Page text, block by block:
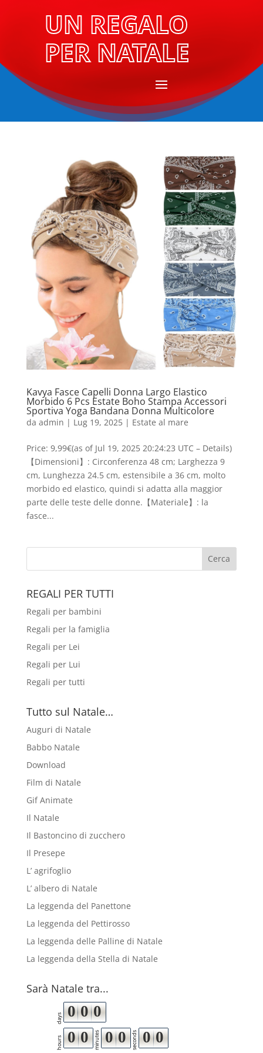
UN REGALO
PER NATALE
Kavya Fasce Capelli Donna Largo Elastico
Morbido 6 Pcs Estate Boho Stampa Accessori
Sportiva Yoga Bandana Donna Multicolore
da admin | Lug 19, 2025| Estate al mare
Price: 9,99€(as of Jul 19, 2025 20:24:23 UTC – Details)
【Dimensioni】: Circonferenza 48 cm; Larghezza 9
cm, Lunghezza 24.5 cm, estensibile a 36 cm, molto
morbido ed elastico, quindi si adatta alla maggior
parte delle teste delle donne.【Materiale】: la
fasce...
REGALI PER TUTTI
Regali per bambini
Regali per la famiglia
Regali per Lei
Regali per Lui
Regali per tutti
Tutto sul Natale…
Auguri di Natale
Babbo Natale
Download
Film di Natale
Gif Animate
Il Natale
Il Bastoncino di zucchero
Il Presepe
L’ agrifoglio
L’ albero di Natale
La leggenda del Panettone
La leggenda del Pettirosso
La leggenda delle Palline di Natale
La leggenda della Stella di Natale
Sarà Natale tra...
days 0 0 0
hours 0 0 minutes 0 0 seconds 0 0